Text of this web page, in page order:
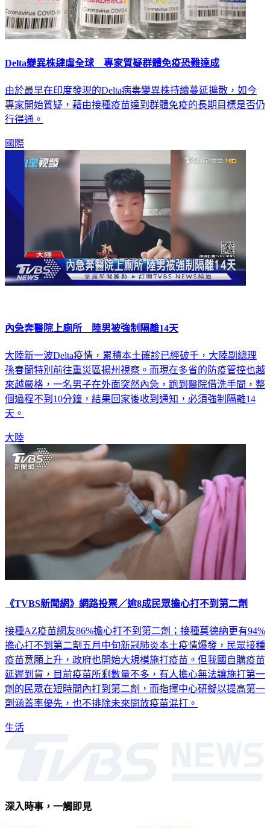
Delta變異株肆虐全球 專家質疑群體免疫恐難達成
由於最早在印度發現的Delta病毒變異株持續蔓延擴散，如今
專家開始質疑，藉由接種疫苗達到群體免疫的長期目標是否仍
行得通。
國際
內急奔醫院上廁所 陸男被強制隔離14天
大陸新一波Delta疫情，累積本土確診已經破千，大陸副總理
孫春蘭特別前往重災區揚州視察。而現在多省的防疫管控也越
來越嚴格，一名男子在外面突然內急，跑到醫院借洗手間，整
個過程不到10分鐘，結果回家後收到通知，必須強制隔離14
天。
大陸
《TVBS新聞網》網路投票／逾8成民眾擔心打不到第二劑
接種AZ疫苗網友86%擔心打不到第二劑；接種莫德納更有94%
擔心打不到第二劑五月中旬新冠肺炎本土疫情爆發，民眾接種
疫苗意願上升，政府也開始大規模施打疫苗。但我國自購疫苗
延遲到貨，目前疫苗所剩數量不多，有人擔心無法讓施打第一
劑的民眾在短時間內打到第二劑，而指揮中心研擬以提高第一
劑涵蓋率優先，也不排除未來開放疫苗混打。
生活
深入時事，一觸即見